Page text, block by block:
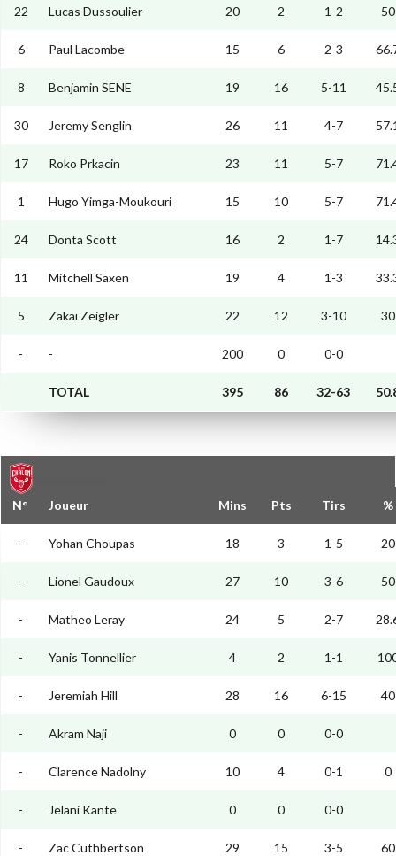
22 Lucas Dussoulier 20 2 1-2 50
6 Paul Lacombe 15 6 2-3
8 Benjamin SENE 19 16 5-11
30 Jeremy Senglin 26 11 4-7
17 Roko Prkacin 23 11 5-7
1 Hugo Yimga-Moukouri 15 10 5-7
24 Donta Scott 16 2 1-7
11 Mitchell Saxen 19 4 1-3
5 Zakaï Zeigler 22 12 3-10 30
- - 200 0 0-0
TOTAL 395 86 32-63
N° Joueur Mins Pts Tirs %
- Yohan Choupas 18 3 1-5 20
- Lionel Gaudoux 27 10 3-6 50
- Matheo Leray 24 5 2-7
- Yanis Tonnellier 4 2 1-1
- Jeremiah Hill 28 16 6-15 40
- Akram Naji 0 0 0-0
- Clarence Nadolny 10 4 0-1 0
- Jelani Kante 0 0 0-0
- Zac Cuthbertson 29 15 3-5 60